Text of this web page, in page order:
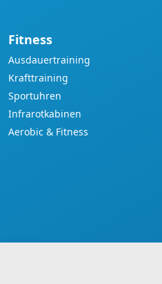
Fitness
Ausdauertraining
Krafttraining
Sportuhren
Infrarotkabinen
Aerobic & Fitness